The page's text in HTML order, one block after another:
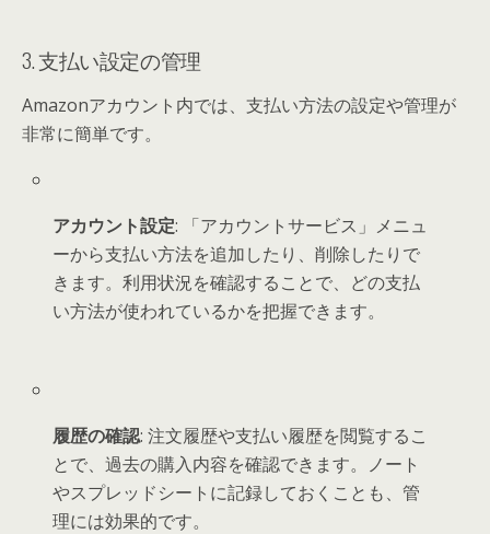
3. 支払い設定の管理
Amazonアカウント内では、支払い方法の設定や管理が
非常に簡単です。
アカウント設定: 「アカウントサービス」メニュ
ーから支払い方法を追加したり、削除したりで
きます。利用状況を確認することで、どの支払
い方法が使われているかを把握できます。
履歴の確認: 注文履歴や支払い履歴を閲覧するこ
とで、過去の購入内容を確認できます。ノート
やスプレッドシートに記録しておくことも、管
理には効果的です。